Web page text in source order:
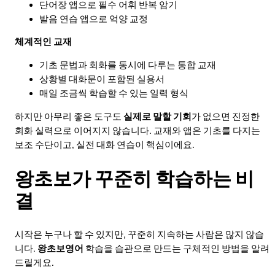
단어장 앱으로 필수 어휘 반복 암기
발음 연습 앱으로 억양 교정
체계적인 교재
기초 문법과 회화를 동시에 다루는 통합 교재
상황별 대화문이 포함된 실용서
매일 조금씩 학습할 수 있는 일력 형식
하지만 아무리 좋은 도구도 실제로 말할 기회가 없으면 진정한
회화 실력으로 이어지지 않습니다. 교재와 앱은 기초를 다지는
보조 수단이고, 실전 대화 연습이 핵심이에요.
왕초보가 꾸준히 학습하는 비
결
시작은 누구나 할 수 있지만, 꾸준히 지속하는 사람은 많지 않습
니다. 왕초보영어 학습을 습관으로 만드는 구체적인 방법을 알려
드릴게요.